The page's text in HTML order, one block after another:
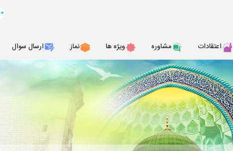
اعتقادات مشاوره ويژه ها نماز ارسال سوال